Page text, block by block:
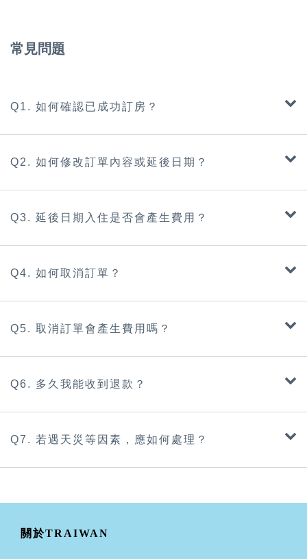
常見問題
Q1. 如何確認已成功訂房？
Q2. 如何修改訂單內容或延後日期？
Q3. 延後日期入住是否會產生費用？
Q4. 如何取消訂單？
Q5. 取消訂單會產生費用嗎？
Q6. 多久我能收到退款？
Q7. 若遇天災等因素，應如何處理？
關於TRAIWAN